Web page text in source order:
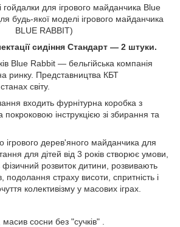
гойдалки для ігрового майданчика Blue
будь-якої моделі ігрового майданчика
BLUE RABBIT)
сидіння Стандарт — 2 штуки.
Blue Rabbit — бельгійська компанія
ринку. Представництва КБТ
світу.
входить фурнітурна коробка з
інструкцією зі збирання та
ігрового дерев'яного майданчика для
для дітей від 3 років створює умови,
розвиток дитини, розвивають
подолання страху висоти, спритність і
колективізму у масових іграх.
сосни без "сучків" .